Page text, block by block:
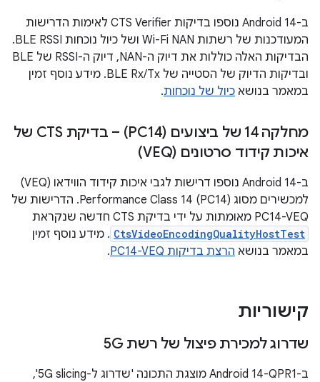
ב-Android 14 נוספו בדיקות CTS Verifier לאימות הדרישות
המעודכנות של רשתות Wi-Fi NAN ושל כיול נוכחות BLE RSSI.
הבדיקות האלה כוללות את דיוק ה-NAN, דיוק ה-RSSI של BLE
ובדיקות הדיוק של הסטייה של BLE Rx/Tx. מידע נוסף זמין
במאמר בנושא כיול של נוכחות.
מחלקה 14 של ביצועים (PC14) – בדיקת CTS של
איכות קידוד סרטונים (VEQ)
ב-Android 14 נוספו דרישות לגבי איכות קידוד הווידאו (VEQ)
למכשירים מסוג Performance Class 14 (PC14). הדרישות של
PC14-VEQ מאומתות על ידי בדיקת CTS חדשה שנקראת
CtsVideoEncodingQualityHostTest . מידע נוסף זמין
במאמר בנושא הרצת בדיקות PC14-VEQ .
קישוריות
שדרוג למכירת פיצול של רשת 5G
ב-Android 14-QPR1 מוצגת התכונה 'שדרוג ל-5G slicing',